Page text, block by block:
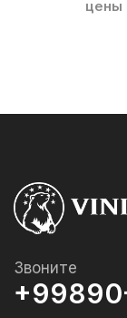
цены
Звоните